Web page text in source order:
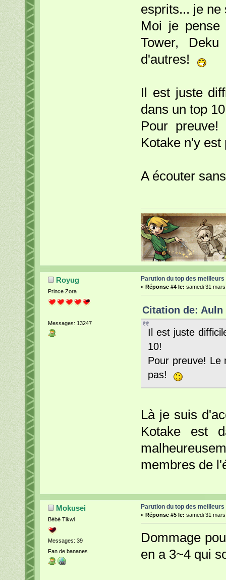
esprits... je ne
Moi je
Tower,
d'autres!
Il est juste
dans un top
Pour
Kotake n'y
A écouter
Royug
Prince Zora
Messages: 13247
Parution du top des
« Réponse #4 le: samedi 31
Citation de: Auln
Il est juste
10!
Pour preuve! Le
pas!
Là je suis
Kotake est
membres de
Mokusei
Bébé Tikwi
Messages: 39
Fan de bananes
Parution du top des
« Réponse #5 le: samedi 31
Dommage
en a 3~4 qui